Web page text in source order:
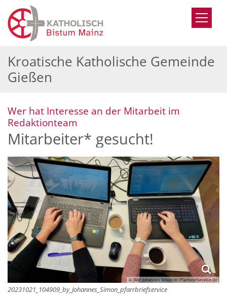
Zum Inhalt springen
Kroatische Katholische Gemeinde
Gießen
Wer hat Interesse an der Mitarbeit im
Redaktionteam
Mitarbeiter* gesucht!
© Bild: Johannes Simon In: Pfarrbriefservice.de
20231021_104909_by_Johannes_Simon_pfarrbriefservice